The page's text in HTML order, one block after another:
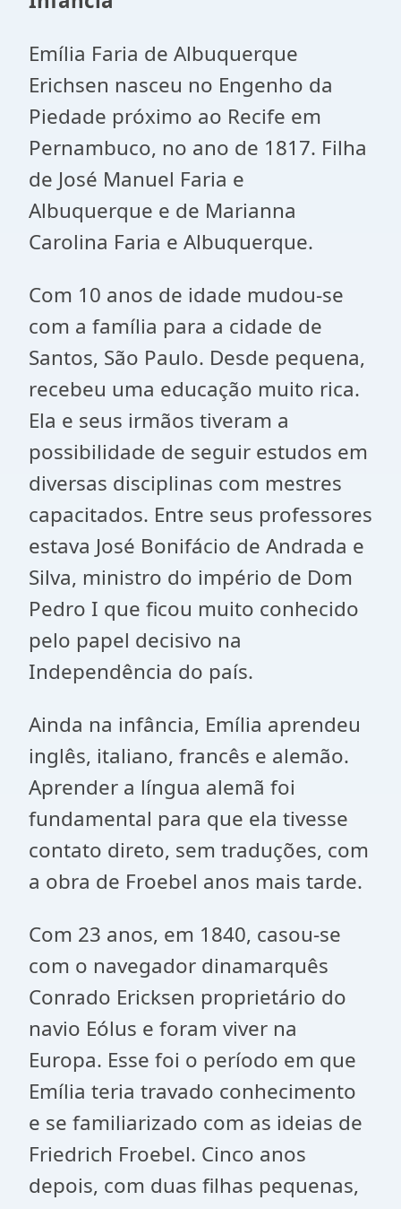
Emília Faria de Albuquerque
Erichsen nasceu no Engenho da
Piedade próximo ao Recife em
Pernambuco, no ano de 1817. Filha
de José Manuel Faria e
Albuquerque e de Marianna
Carolina Faria e Albuquerque.
Com 10 anos de idade mudou-se
com a família para a cidade de
Santos, São Paulo. Desde pequena,
recebeu uma educação muito rica.
Ela e seus irmãos tiveram a
possibilidade de seguir estudos em
diversas disciplinas com mestres
capacitados. Entre seus professores
estava José Bonifácio de Andrada e
Silva, ministro do império de Dom
Pedro I que ficou muito conhecido
pelo papel decisivo na
Independência do país.
Ainda na infância, Emília aprendeu
inglês, italiano, francês e alemão.
Aprender a língua alemã foi
fundamental para que ela tivesse
contato direto, sem traduções, com
a obra de Froebel anos mais tarde.
Com 23 anos, em 1840, casou-se
com o navegador dinamarquês
Conrado Ericksen proprietário do
navio Eólus e foram viver na
Europa. Esse foi o período em que
Emília teria travado conhecimento
e se familiarizado com as ideias de
Friedrich Froebel. Cinco anos
depois, com duas filhas pequenas,